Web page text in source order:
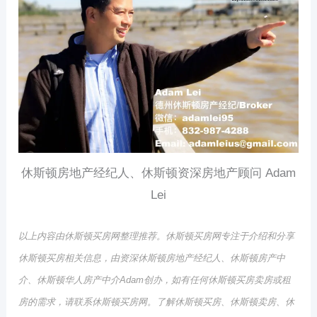
休斯顿房地产经纪人、休斯顿资深房地产顾问 Adam
Lei
以上内容由休斯顿买房网整理推荐。休斯顿买房网专注于介绍和分享
休斯顿买房相关信息，由资深休斯顿房地产经纪人、休斯顿房产中
介、休斯顿华人房产中介Adam创办，如有任何休斯顿买房卖房或租
房的需求，请联系休斯顿买房网。了解休斯顿买房、休斯顿卖房、休